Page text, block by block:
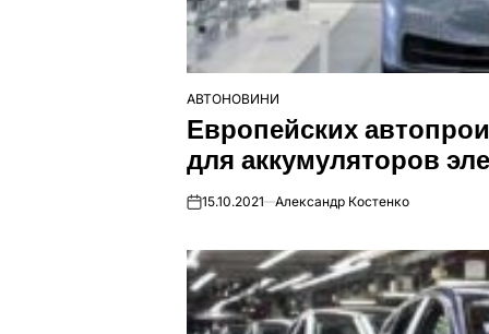
ОПУБЛІКУВАТИ
У
АВТОНОВИНИ
Европейских
для аккумуляторов
on15.10.2021 Александр Костенко